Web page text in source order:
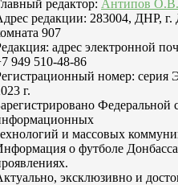
редактор: Антипов О.В.
редакции: 283004, ДНР,
907
адрес электронной
949 510-48-86
номер:
г.
Федеральной
и массовых
о футболе
эксклюзивно и